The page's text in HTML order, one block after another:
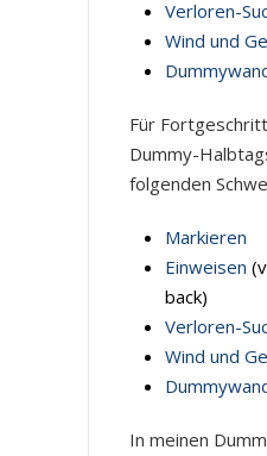
Verloren-
Wind und
Für
Dummy-
folgenden
Markieren
Einweisen
back)
Verloren-
Wind und
In meinen